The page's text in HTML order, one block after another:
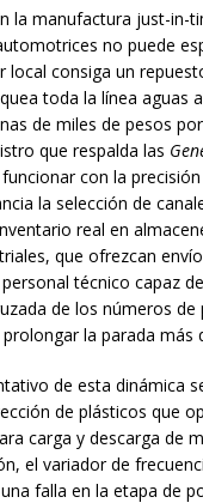
la manufactura just-in-
no puede
local consiga un
toda la línea aguas
de miles de pesos
que respalda las
con la
la selección de
real en
que ofrezcan
técnico capaz
de los números de
la parada más
de esta dinámica
de plásticos que
carga y descarga de
el variador de
falla en la etapa de